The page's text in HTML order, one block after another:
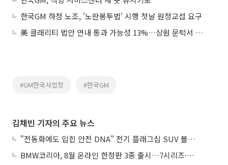
한국GM 하청 노조, '노란봉투법' 시행 첫날 원청교섭 요구
美 클래리티 법안 연내 통과 가능성 13%…상원 문턱서 제동
#GM한국사업장 #한국GM
김채빈 기자의 주요 뉴스
"전동화에도 입힌 안전 DNA" 전기 플래그십 SUV 볼보 'EX90'
BMW코리아, 8월 온라인 한정판 3종 출시…7시리즈·X7·M340i 투어링